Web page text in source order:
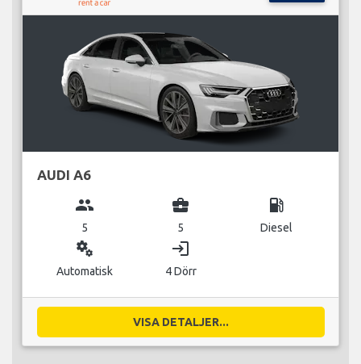
AUDI A6
group
5
business_center
5
local_gas_station
Diesel
miscellaneous_services
Automatisk
login
4 Dörr
VISA DETALJER...